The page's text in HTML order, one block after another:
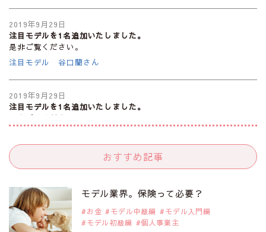
2019年9月29日
注目モデルを1名追加いたしました。
是非ご覧ください。
注目モデル 谷口蘭さん
2019年9月29日
注目モデルを1名追加いたしました。
是非ご覧ください。
2019年9月29日
是非ご覧ください。
注目モデル 松川 来海さん
おすすめ記事
モデル業界。保険って必要？
お金 モデル中級編
モデル入門編
モデル初級編
個人事業主